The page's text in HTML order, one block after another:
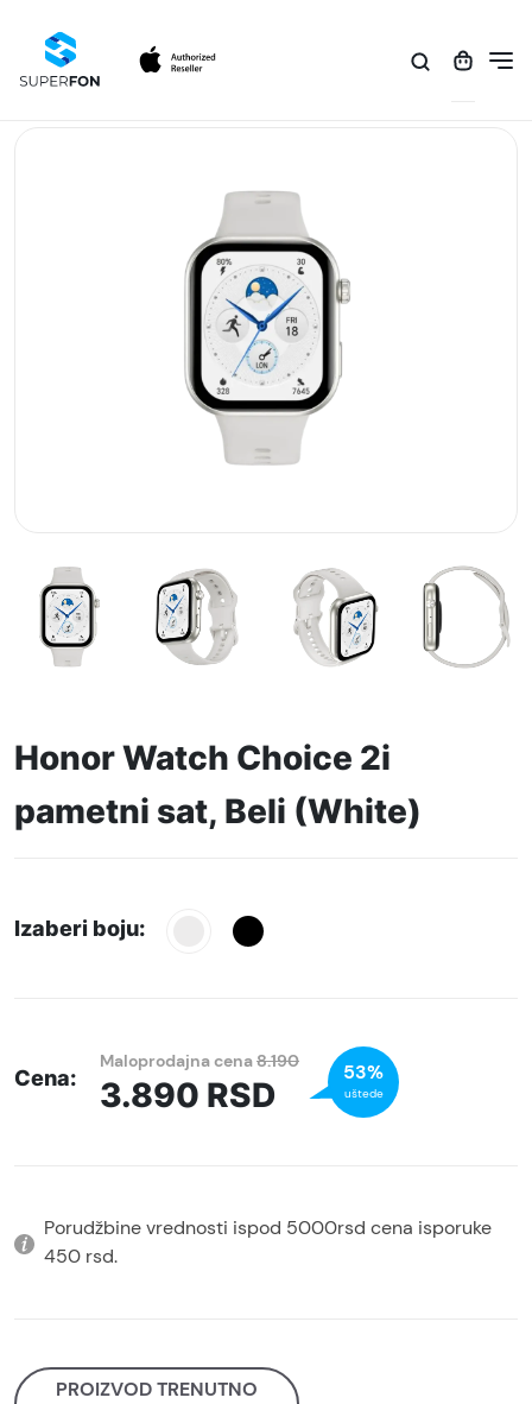
Honor Watch Choice 2i
pametni sat, Beli (White)
Izaberi boju:
Cena:
Maloprodajna cena8.190
3.890 RSD
53%
uštede
Porudžbine vrednosti ispod 5000rsd cena isporuke
450 rsd.
PROIZVOD TRENUTNO